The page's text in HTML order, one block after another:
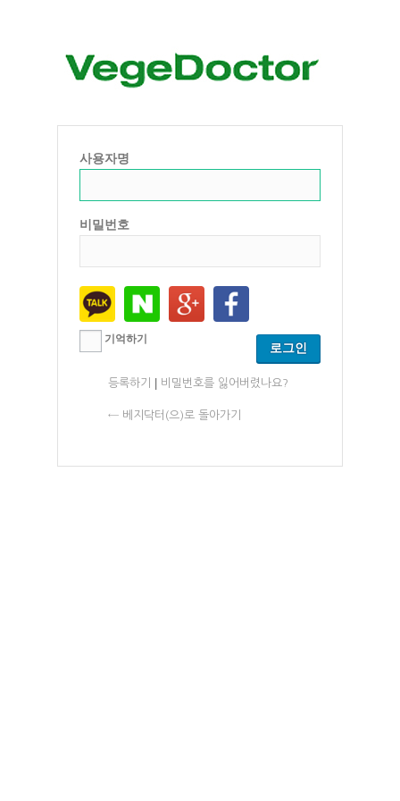
사용자명
비밀번호
기억하기
등록하기 비밀번호를 잃어버렸나요?
← 베지닥터(으)로 돌아가기